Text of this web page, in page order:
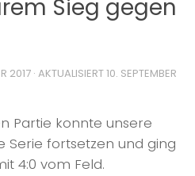
Sieg gegen
2017 · AKTUALISIERT10. SEPTEMBER
Partie konnte unsere
Serie fortsetzen und ging
4:0 vom Feld.